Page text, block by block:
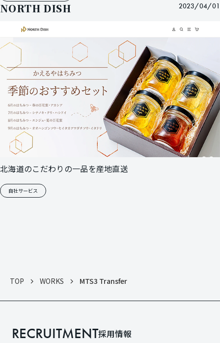
NORTH DISH 2023/04/01
北海道のこだわりの一品を産地直送
自社サービス
TOP WORKS MTS3 Transfer
RECRUITMENT採用情報